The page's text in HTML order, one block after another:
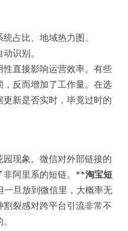
占比、地域热力图。
识别。
直接影响运营效率。有些
反而增加了工作量。在选
新是否实时，毕竟过时的
现象。微信对外部链接的
非阿里系的短链。**淘宝短
旦放到微信里，大概率无
裂感对跨平台引流非常不